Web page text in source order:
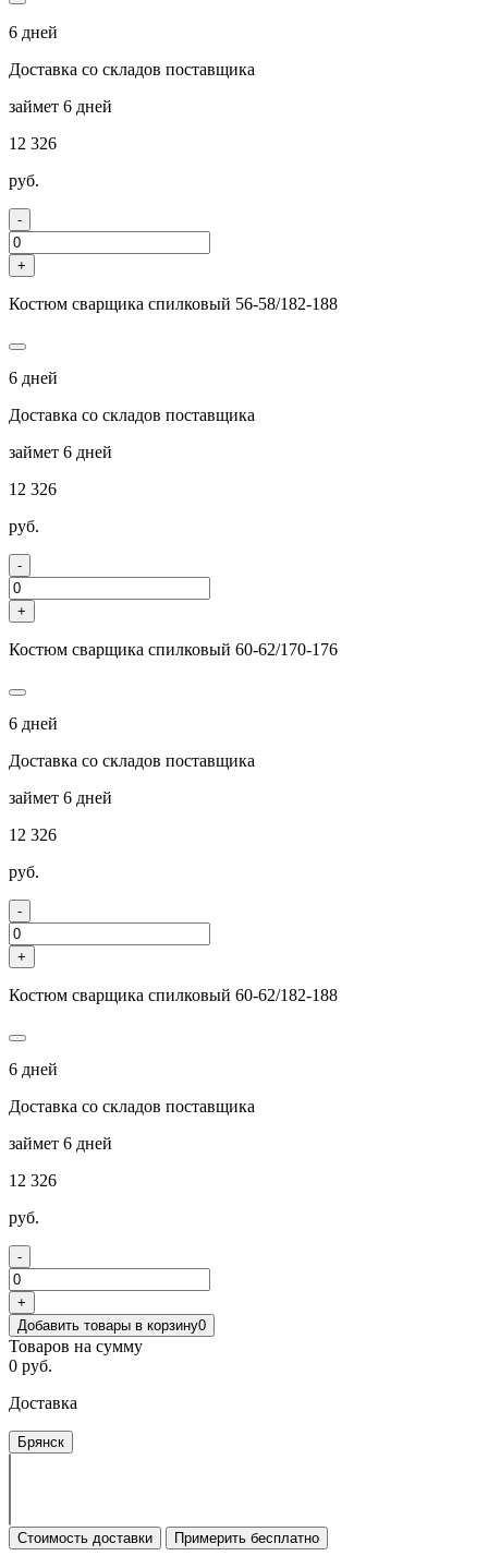
6 дней
Доставка со складов поставщика
займет 6 дней
12 326
руб.
-
+
Костюм сварщика спилковый 56-58/182-188
6 дней
Доставка со складов поставщика
займет 6 дней
12 326
руб.
-
+
Костюм сварщика спилковый 60-62/170-176
6 дней
Доставка со складов поставщика
займет 6 дней
12 326
руб.
-
+
Костюм сварщика спилковый 60-62/182-188
6 дней
Доставка со складов поставщика
займет 6 дней
12 326
руб.
-
+
Добавить товары в корзину0
Товаров на сумму
0 руб.
Доставка
Брянск
Стоимость доставки Примерить бесплатно